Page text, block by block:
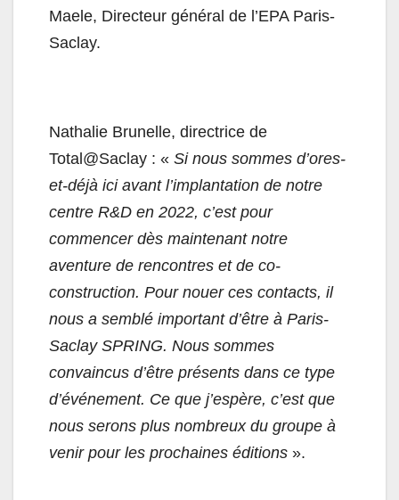
Maele, Directeur général de l’EPA Paris-
Saclay.
Nathalie Brunelle, directrice de
Total@Saclay : « Si nous sommes d’ores-
et-déjà ici avant l’implantation de notre
centre R&D en 2022, c’est pour
commencer dès maintenant notre
aventure de rencontres et de co-
construction. Pour nouer ces contacts, il
nous a semblé important d’être à Paris-
Saclay SPRING. Nous sommes
convaincus d’être présents dans ce type
d’événement. Ce que j’espère, c’est que
nous serons plus nombreux du groupe à
venir pour les prochaines éditions ».